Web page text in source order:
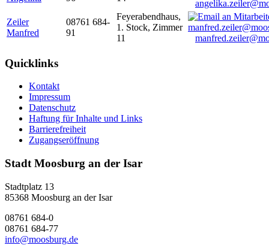
Zeiler
Manfred
08761 684-
91
Feyerabendhaus,
1. Stock, Zimmer
11
Quicklinks
Kontakt
Impressum
Datenschutz
Haftung für Inhalte und Links
Barrierefreiheit
Zugangseröffnung
Stadt Moosburg an der Isar
Stadtplatz 13
85368 Moosburg an der Isar
08761 684-0
08761 684-77
info@moosburg.de